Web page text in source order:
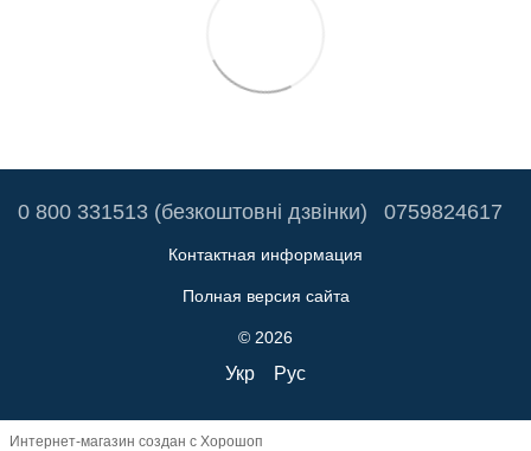
0 800 331513 (безкоштовні дзвінки) 0759824617
Контактная информация
Полная версия сайта
© 2026
Укр Рус
Интернет-магазин создан с Хорошоп